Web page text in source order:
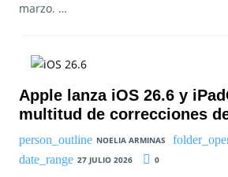
marzo. …
Apple lanza iOS 26.6 y
multitud de correcciones
NOELIA ARMINAS
27 JULIO 2026
0